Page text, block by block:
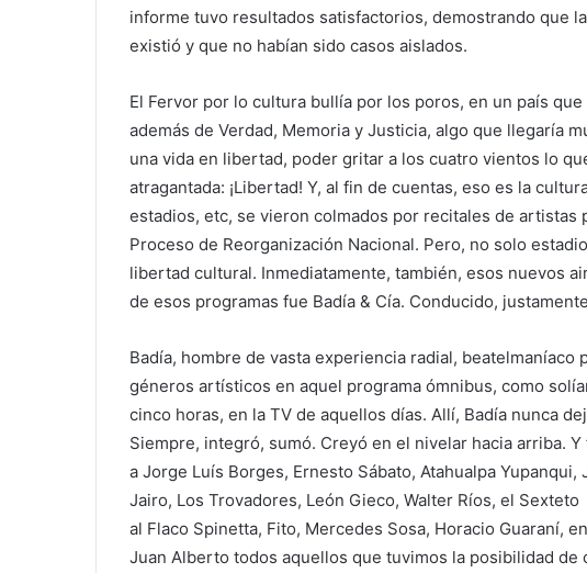
informe tuvo resultados satisfactorios, demostrando que
existió y que no habían sido casos aislados.
El Fervor por lo cultura bullía por los poros, en un país
además de Verdad, Memoria y Justicia, algo que llegaría
una vida en libertad, poder gritar a los cuatro vientos lo
atragantada: ¡Libertad! Y, al fin de cuentas, eso es la
estadios, etc, se vieron colmados por recitales de artistas
Proceso de Reorganización Nacional. Pero, no solo
libertad cultural. Inmediatamente, también, esos nuevos
de esos programas fue Badía & Cía. Conducido,
Badía, hombre de vasta experiencia radial,
géneros artísticos en aquel programa ómnibus, como
cinco horas, en la TV de aquellos días. Allí, Badía nunca
Siempre, integró, sumó. Creyó en el nivelar hacia arriba.
a Jorge Luís Borges, Ernesto Sábato, Atahualpa
Jairo, Los Trovadores, León Gieco, Walter Ríos, el
al Flaco Spinetta, Fito, Mercedes Sosa, Horacio Guaraní,
Juan Alberto todos aquellos que tuvimos la posibilidad